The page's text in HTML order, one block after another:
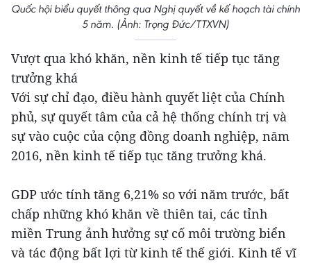
Quốc hội biểu quyết thông qua Nghị quyết về kế hoạch tài chính
5 năm. (Ảnh: Trọng Đức/TTXVN)
Vượt qua khó khăn, nền kinh tế tiếp tục tăng
trưởng khá
Với sự chỉ đạo, điều hành quyết liệt của Chính
phủ, sự quyết tâm của cả hệ thống chính trị và
sự vào cuộc của cộng đồng doanh nghiệp, năm
2016, nền kinh tế tiếp tục tăng trưởng khá.
GDP ước tính tăng 6,21% so với năm trước, bất
chấp những khó khăn về thiên tai, các tỉnh
miền Trung ảnh hưởng sự cố môi trường biển
và tác động bất lợi từ kinh tế thế giới. Kinh tế vĩ